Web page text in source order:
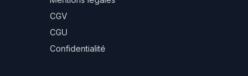
CGV
CGU
Confidentialité